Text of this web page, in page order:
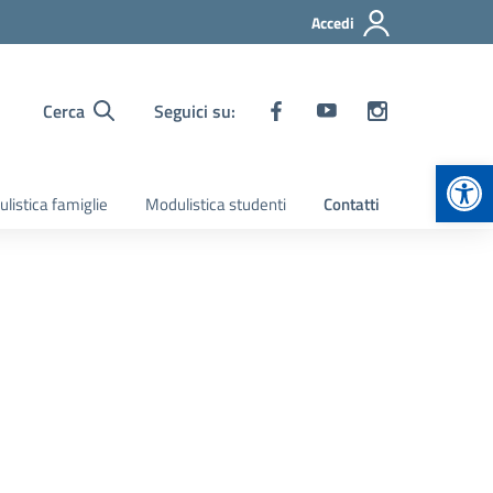
Accedi
Cerca Seguici su:
famiglie Modulistica studenti Contatti